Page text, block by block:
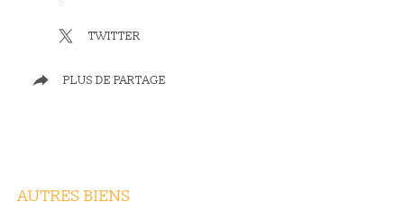
TWITTER
PLUS DE PARTAGE
AUTRES BIENS